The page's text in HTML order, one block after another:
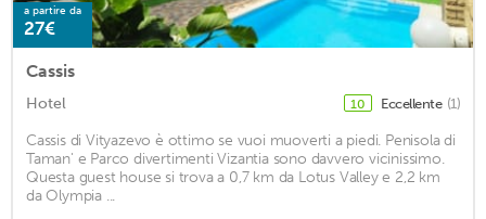
a partire da
27€
Cassis
Hotel 10 Eccellente (1)
Cassis di Vityazevo è ottimo se vuoi muoverti a piedi. Penisola di
Taman' e Parco divertimenti Vizantia sono davvero vicinissimo.
Questa guest house si trova a 0,7 km da Lotus Valley e 2,2 km
da Olympia ...